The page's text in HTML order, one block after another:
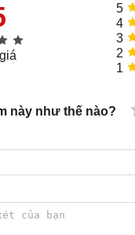
5
4
3
2
1
này như thế nào?